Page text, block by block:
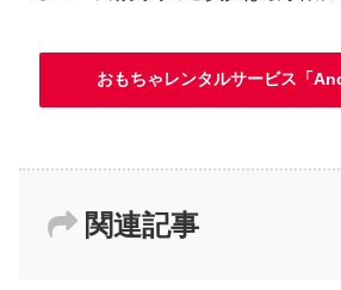
おもちゃレンタルサービス「
関連記事